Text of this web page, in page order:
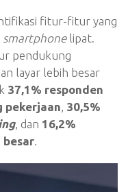
fitur-fitur yang
smartphone lipat.
pendukung
layar lebih besar
37,1% responden
pekerjaan, 30,5%
, dan 16,2%
besar.